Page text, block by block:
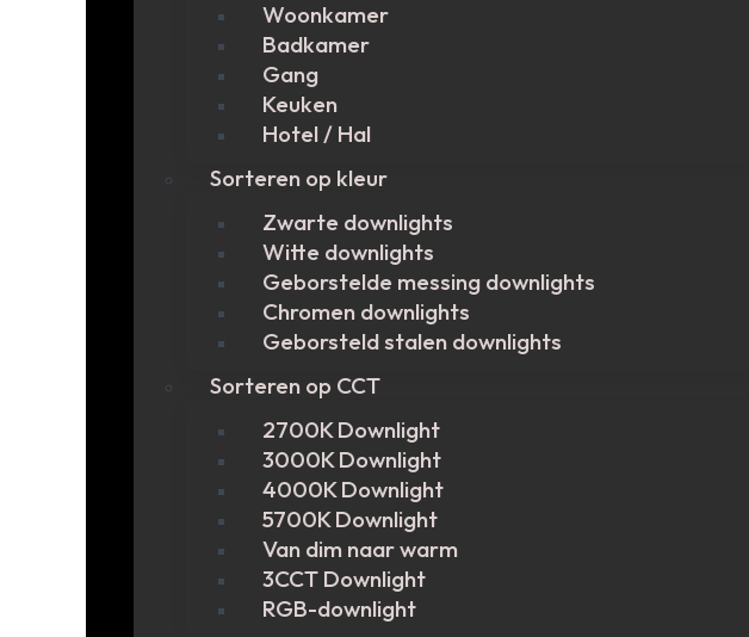
Woonkamer
Badkamer
Gang
Keuken
Hotel / Hal
Sorteren op kleur
Zwarte downlights
Witte downlights
Geborstelde messing downlights
Chromen downlights
Geborsteld stalen downlights
Sorteren op CCT
2700K Downlight
3000K Downlight
4000K Downlight
5700K Downlight
Van dim naar warm
3CCT Downlight
RGB-downlight